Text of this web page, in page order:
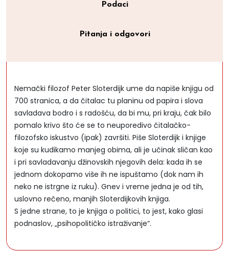
Podaci
Pitanja i odgovori
Nemački filozof Peter Sloterdijk ume da napiše knjigu od
700 stranica, a da čitalac tu planinu od papira i slova
savladava bodro i s radošću, da bi mu, pri kraju, čak bilo
pomalo krivo što će se to neuporedivo čitalačko-
filozofsko iskustvo (ipak) završiti. Piše Sloterdijk i knjige
koje su kudikamo manjeg obima, ali je učinak sličan kao
i pri savladavanju džinovskih njegovih dela: kada ih se
jednom dokopamo više ih ne ispuštamo (dok nam ih
neko ne istrgne iz ruku). Gnev i vreme jedna je od tih,
uslovno rečeno, manjih Sloterdijkovih knjiga.
S jedne strane, to je knjiga o politici, to jest, kako glasi
podnaslov, „psihopolitičko istraživanje“.